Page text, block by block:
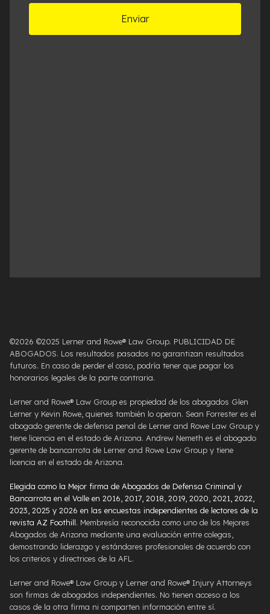
©2026 ©2025 Lerner and Rowe® Law Group. PUBLICIDAD DE
ABOGADOS. Los resultados pasados ​​no garantizan resultados
futuros. En caso de perder el caso, podría tener que pagar los
honorarios legales de la parte contraria.
Lerner and Rowe® Law Group es propiedad de los abogados Glen
Lerner y Kevin Rowe, quienes también lo operan. Sean Forrester es el
abogado gerente de defensa penal de Lerner and Rowe Law Group y
tiene licencia en el estado de Arizona. Andrew Nemeth es el abogado
gerente de bancarrota de Lerner and Rowe Law Group y tiene
licencia en el estado de Arizona.
Elegida como la Mejor firma de Abogados de Defensa Criminal y
Bancarrota en el Valle en 2016, 2017, 2018, 2019, 2020, 2021, 2022,
2023, 2025 y 2026 en las encuestas independientes de lectores de la
revista AZ Foothill. Membresía reconocida como uno de los Mejores
Abogados de Arizona mediante una evaluación entre colegas,
demostrando liderazgo y estándares profesionales de acuerdo con
los criterios y directrices de la AFL.
Lerner and Rowe® Law Group y Lerner and Rowe® Injury Attorneys
son firmas de abogados independientes. No tienen acceso a los
casos de la otra firma ni comparten información entre sí.